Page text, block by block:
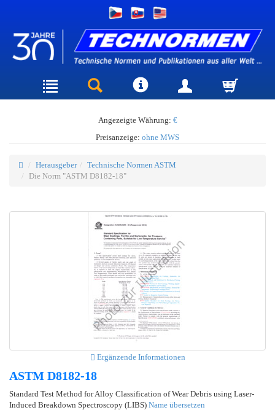
Angezeigte Währung: €
Preisanzeige: ohne MWS
Herausgeber
Technische Normen ASTM
Die Norm "ASTM D8182-18"
Ergänzende Informationen
ASTM D8182-18
Standard Test Method for Alloy Classification of Wear Debris using Laser-
Induced Breakdown Spectroscopy (LIBS) Name übersetzen